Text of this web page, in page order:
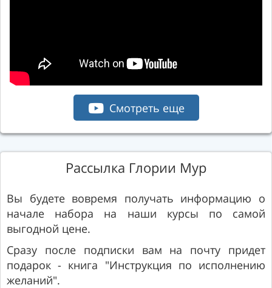
Смотреть еще
Рассылка Глории Мур
Вы будете вовремя получать информацию о
начале набора на наши курсы по самой
выгодной цене.
Сразу после подписки вам на почту придет
подарок - книга "Инструкция по исполнению
желаний".